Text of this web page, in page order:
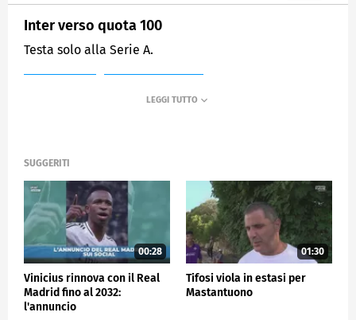
Inter verso quota 100
Testa solo alla Serie A.
SUGGERITI
00:28
Vinicius rinnova con il Real
Madrid fino al 2032:
l'annuncio
01:30
Tifosi viola in estasi per
Mastantuono